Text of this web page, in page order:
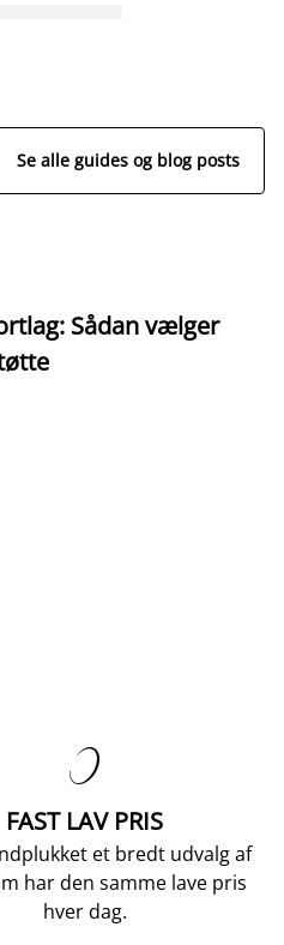
Se alle guides og blog posts
Sådan vælger

FAST LAV PRIS
et bredt udvalg af
har den samme lave pris
hver dag.